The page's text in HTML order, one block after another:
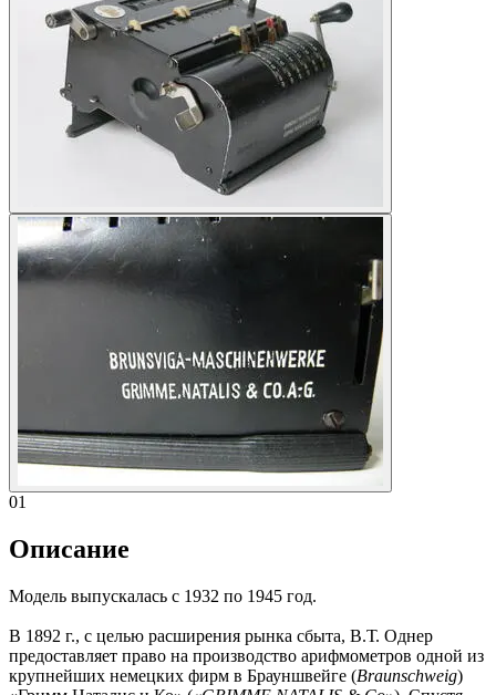
01
Описание
Модель выпускалась с 1932 по 1945 год.
В 1892 г., с целью расширения рынка сбыта, В.Т. Однер
предоставляет право на производство арифмометров одной из
крупнейших немецких фирм в Брауншвейге (Braunschweig)